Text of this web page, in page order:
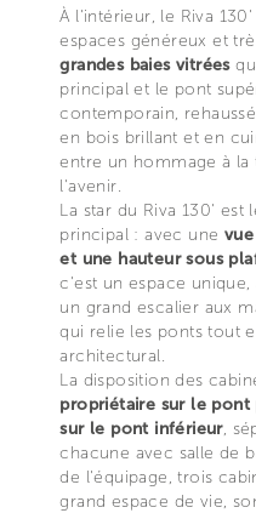
À l'intérieur, le Riva
espaces généreux et
grandes baies vitrées
principal et le pont
contemporain,
en bois brillant et en
entre un hommage à
l'avenir.
La star du Riva 130' est
principal : avec une
et une hauteur sous
c'est un espace
un grand escalier aux
qui relie les ponts tout
architectural.
La disposition des
propriétaire sur le pont
sur le pont inférieur,
chacune avec salle de
de l'équipage, trois
grand espace de vie,